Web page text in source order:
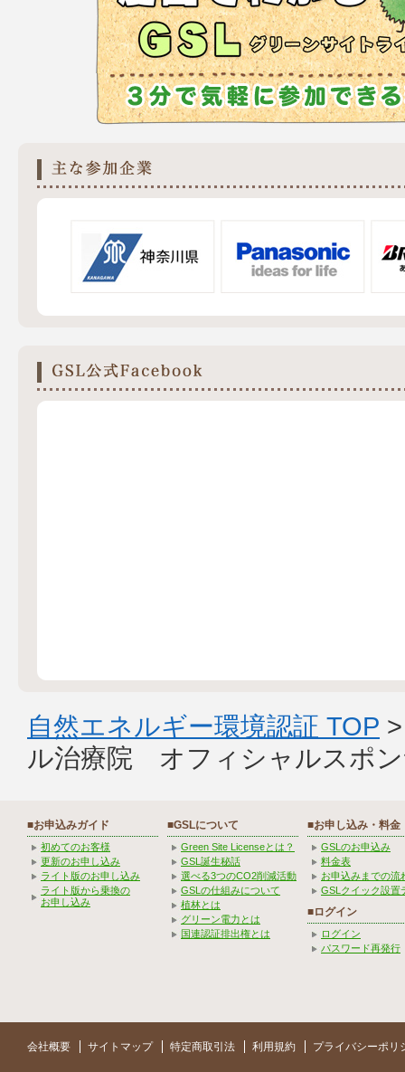
自然エネルギー環境認証 TOP
ル治療院 オフィシャルスポ
■お申込みガイド
初めてのお客様
更新のお申し込み
ライト版のお申し込み
ライト版から乗換の
お申し込み
■GSLについて
Green Site Licenseとは？
GSL誕生秘話
選べる3つのCO2削減活動
GSLの仕組みについて
植林とは
グリーン電力とは
国連認証排出権とは
■お申し込み・料金
GSLのお申込み
料金表
お申込みまでの流
GSLクイック設置
■ログイン
ログイン
パスワード再発行
会社概要 サイトマップ 特定商取引法 利用規約 プライバシーポリ